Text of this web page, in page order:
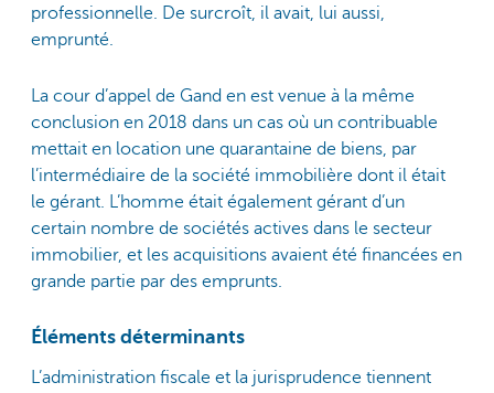
professionnelle. De surcroît, il avait, lui aussi,
emprunté.
La cour d’appel de Gand en est venue à la même
conclusion en 2018 dans un cas où un contribuable
mettait en location une quarantaine de biens, par
l’intermédiaire de la société immobilière dont il était
le gérant. L’homme était également gérant d’un
certain nombre de sociétés actives dans le secteur
immobilier, et les acquisitions avaient été financées en
grande partie par des emprunts.
Éléments déterminants
L’administration fiscale et la jurisprudence tiennent